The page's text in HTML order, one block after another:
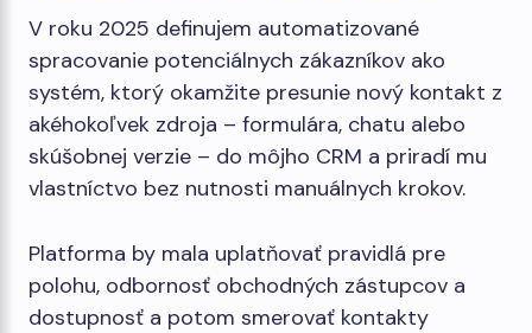
V roku 2025 definujem automatizované
spracovanie potenciálnych zákazníkov ako
systém, ktorý okamžite presunie nový kontakt z
akéhokoľvek zdroja – formulára, chatu alebo
skúšobnej verzie – do môjho CRM a priradí mu
vlastníctvo bez nutnosti manuálnych krokov.
Platforma by mala uplatňovať pravidlá pre
polohu, odbornosť obchodných zástupcov a
dostupnosť a potom smerovať kontakty